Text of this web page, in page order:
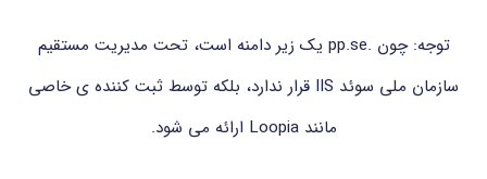
توجه: چون .pp.se یک زیر دامنه است، تحت مدیریت مستقیم
سازمان ملی سوئد IIS قرار ندارد، بلکه توسط ثبت کننده ی خاصی
مانند Loopia ارائه می شود.